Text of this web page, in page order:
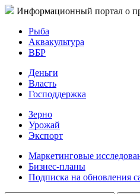
Информационный портал о
Рыба
Аквакультура
ВБР
Деньги
Власть
Господдержка
Зерно
Урожай
Экспорт
Маркетинговые
Бизнес-планы
Подписка на обновления